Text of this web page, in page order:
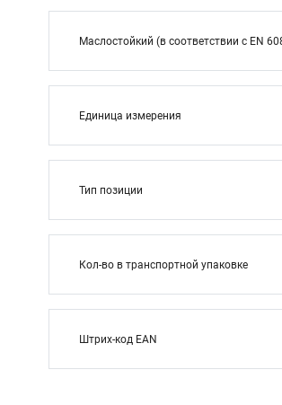
Маслостойкий (в соответствии с EN
Единица измерения
Тип позиции
Кол-во в транспортной упаковке
Штрих-код EAN